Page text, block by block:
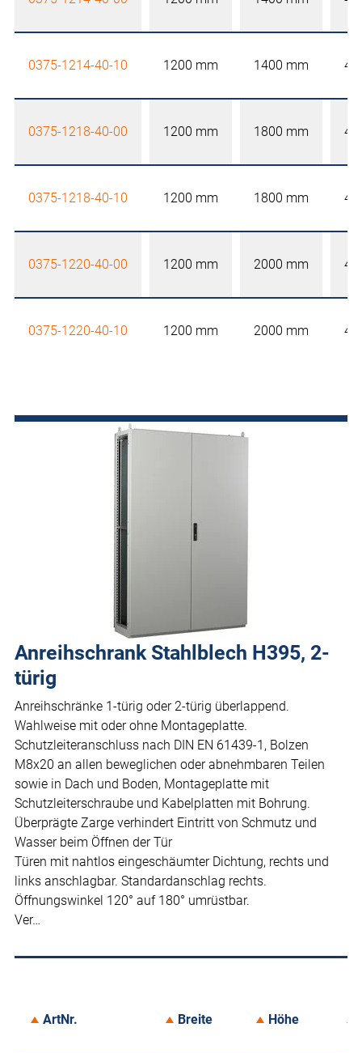
0375-1214-40-10 1200 mm 1400 mm
0375-1218-40-00 1200 mm 1800 mm
0375-1218-40-10 1200 mm 1800 mm
0375-1220-40-00 1200 mm 2000 mm
0375-1220-40-10 1200 mm 2000 mm
Anreihschrank Stahlblech H395, 2-
türig
Anreihschränke 1-türig oder 2-türig überlappend.
Wahlweise mit oder ohne Montageplatte.
Schutzleiteranschluss nach DIN EN 61439-1, Bolzen
M8x20 an allen beweglichen oder abnehmbaren Teilen
sowie in Dach und Boden, Montageplatte mit
Schutzleiterschraube und Kabelplatten mit Bohrung.
Überprägte Zarge verhindert Eintritt von Schmutz und
Wasser beim Öffnen der Tür
Türen mit nahtlos eingeschäumter Dichtung, rechts und
links anschlagbar. Standardanschlag rechts.
Öffnungswinkel 120° auf 180° umrüstbar.
Ver…
ArtNr. Breite Höhe